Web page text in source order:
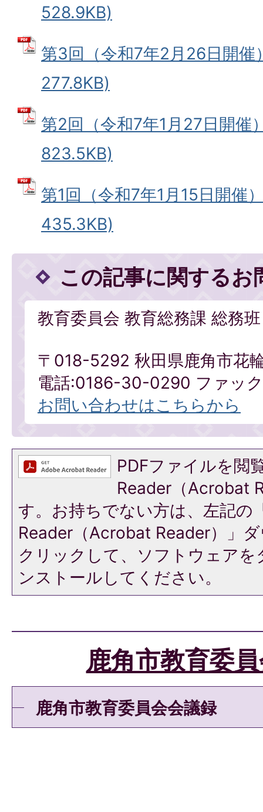
528.9KB)
第3回（令和7年2月26日開催
277.8KB)
第2回（令和7年1月27日開催
823.5KB)
第1回（令和7年1月15日開催
435.3KB)
この記事に関するお
教育委員会 教育総務課 総務班
〒018-5292 秋田県鹿角市花
電話:0186-30-0290 ファッ
お問い合わせはこちらから
PDFファイルを閲
Reader（Acrobat
す。お持ちでない方は、左記の
Reader（Acrobat Reader）」
クリックして、ソフトウェア
ンストールしてください。
鹿角市教育委
鹿角市教育委員会会議録